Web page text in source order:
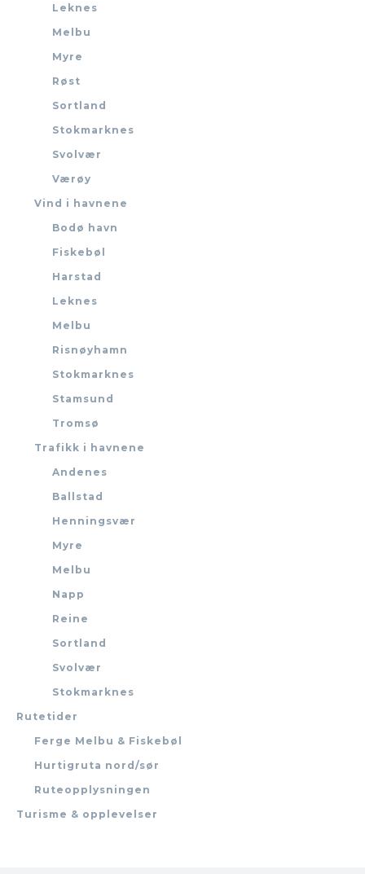
Leknes
Melbu
Myre
Røst
Sortland
Stokmarknes
Svolvær
Værøy
Vind i havnene
Bodø havn
Fiskebøl
Harstad
Leknes
Melbu
Risnøyhamn
Stokmarknes
Stamsund
Tromsø
Trafikk i havnene
Andenes
Ballstad
Henningsvær
Myre
Melbu
Napp
Reine
Sortland
Svolvær
Stokmarknes
Rutetider
Ferge Melbu & Fiskebøl
Hurtigruta nord/sør
Ruteopplysningen
Turisme & opplevelser